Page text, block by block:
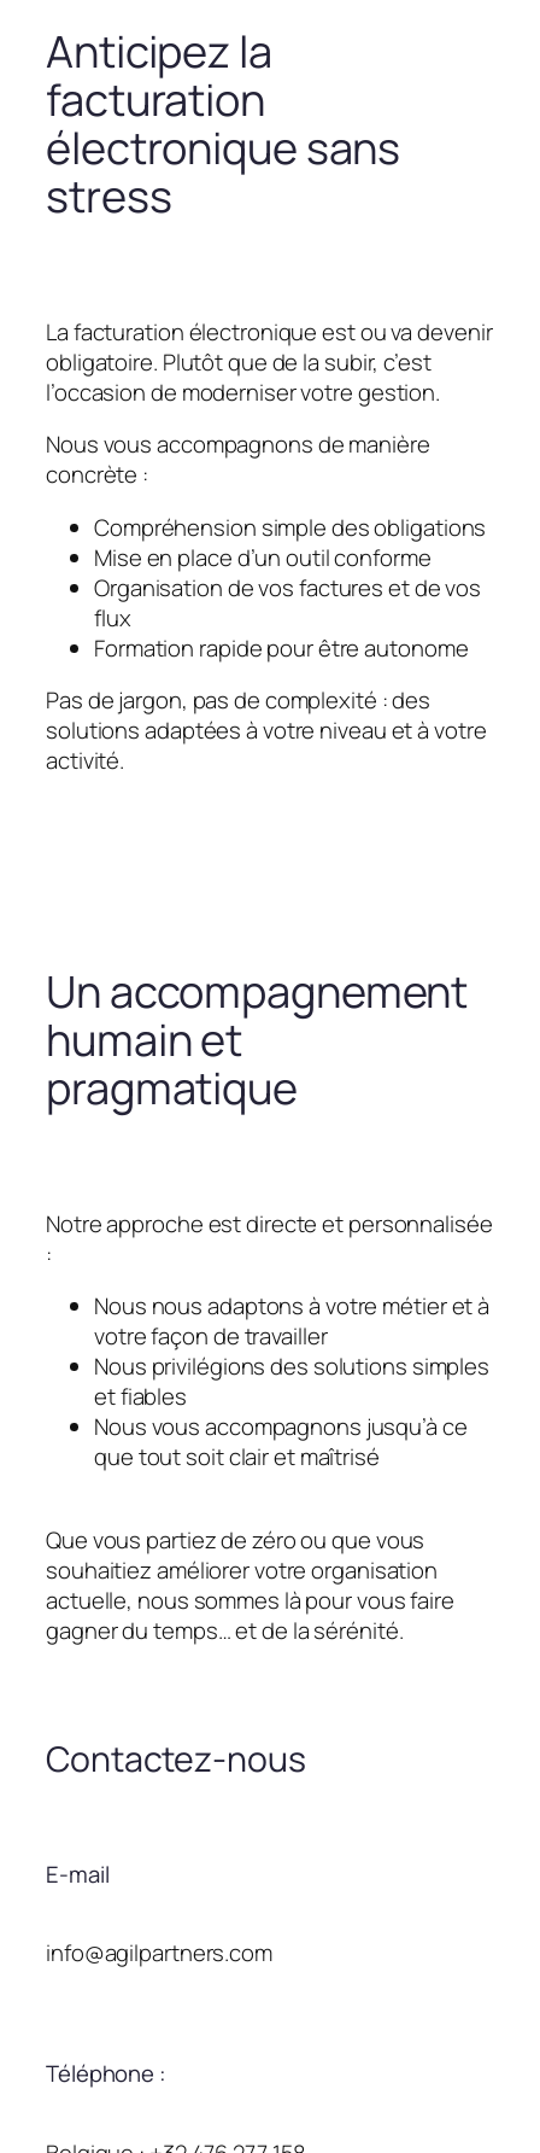
Anticipez la
facturation
électronique sans
stress
La facturation électronique est ou va devenir
obligatoire. Plutôt que de la subir, c’est
l’occasion de moderniser votre gestion.
Nous vous accompagnons de manière
concrète :
Compréhension simple des obligations
Mise en place d’un outil conforme
Organisation de vos factures et de vos
flux
Formation rapide pour être autonome
Pas de jargon, pas de complexité : des
solutions adaptées à votre niveau et à votre
activité.
Un accompagnement
humain et
pragmatique
Notre approche est directe et personnalisée
:
Nous nous adaptons à votre métier et à
votre façon de travailler
Nous privilégions des solutions simples
et fiables
Nous vous accompagnons jusqu’à ce
que tout soit clair et maîtrisé
Que vous partiez de zéro ou que vous
souhaitiez améliorer votre organisation
actuelle, nous sommes là pour vous faire
gagner du temps… et de la sérénité.
Contactez-nous
E-mail
info@agilpartners.com
Téléphone :